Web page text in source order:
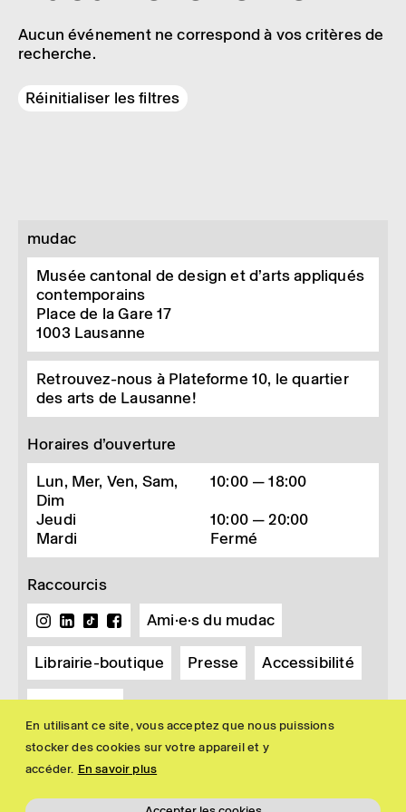
En utilisant ce site, vous acceptez que nous puissions
stocker des cookies sur votre appareil et y
accéder. En savoir plus
Aucun événement ne correspond à vos critères de
recherche.
Réinitialiser les filtres
mudac
Musée cantonal de design et d’arts appliqués
contemporains
Place de la Gare 17
1003 Lausanne
Retrouvez-nous à Plateforme 10, le quartier
des arts de Lausanne!
Horaires d’ouverture
Lun, Mer, Ven, Sam,
Dim
10:00 — 18:00
Jeudi
10:00 — 20:00
Mardi
Fermé
Raccourcis
Ami·e·s du mudac
Librairie-boutique Presse Accessibilité
Newsletter